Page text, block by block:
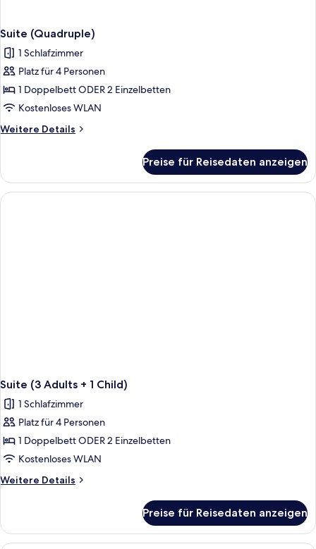
Suite (Quadruple)
1 Schlafzimmer
Platz für 4 Personen
1 Doppelbett ODER 2 Einzelbetten
Kostenloses WLAN
Weitere Details
Weitere
(Quadruple)
Preise für Reisedaten anzeigen
Suite (3 Adults + 1 Child)
1 Schlafzimmer
Platz für 4 Personen
1 Doppelbett ODER 2 Einzelbetten
Kostenloses WLAN
Weitere Details
Weitere
(3
Adults
Preise für Reisedaten anzeigen